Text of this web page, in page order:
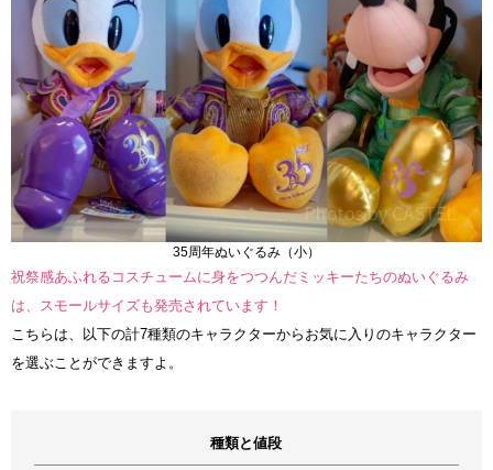
35周年ぬいぐるみ（小）
祝祭感あふれるコスチュームに身をつつんだミッキーたちのぬいぐるみ
は、スモールサイズも発売されています！
こちらは、以下の計7種類のキャラクターからお気に入りのキャラクター
を選ぶことができますよ。
種類と値段